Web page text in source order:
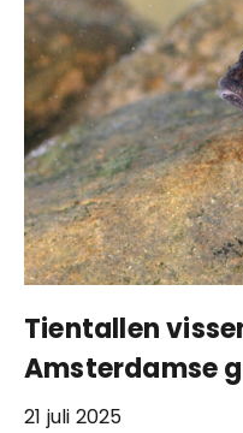
Tientallen
Amsterdamse
21 juli 2025